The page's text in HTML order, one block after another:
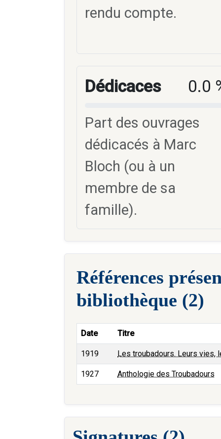
rendu compte.
Dédicaces 0.0
Part des ouvrages
dédicacés à Marc
Bloch (ou à un
membre de sa
famille).
Références
bibliothèque (2)
Date Titre
1919 Les troubadours. Leurs vies,
1927 Anthologie des Troubadours